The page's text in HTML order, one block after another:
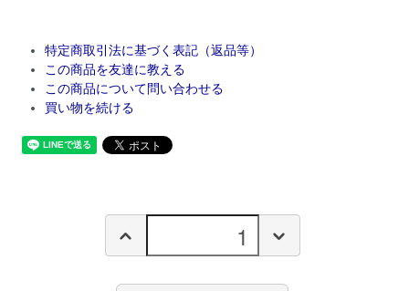
特定商取引法に基づく表記（返品等）
この商品を友達に教える
この商品について問い合わせる
買い物を続ける